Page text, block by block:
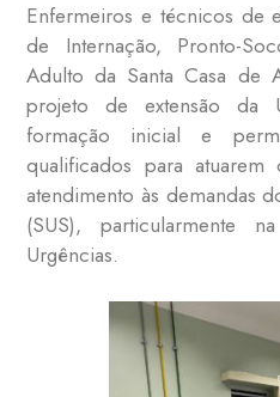
Enfermeiros e técnicos de
de Internação, Pronto-
Adulto da Santa Casa de
projeto de extensão da
formação inicial e
qualificados para
atendimento às demandas
(SUS), particularmente
Urgências.